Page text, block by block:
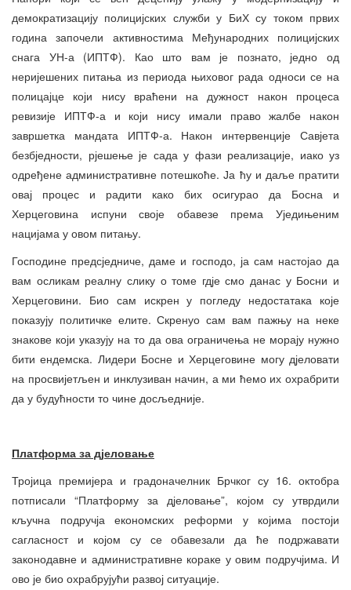
демократизацију полицијских служби у БиХ су током првих
година започели активностима Међународних полицијских
снага УН-а (ИПТФ). Као што вам је познато, једно од
неријешених питања из периода њиховог рада односи се на
полицајце који нису враћени на дужност након процеса
ревизије ИПТФ-а и који нису имали право жалбе након
завршетка мандата ИПТФ-а. Након интервенције Савјета
безбједности, рјешење је сада у фази реализације, иако уз
одређене административне потешкоће. Ја ћу и даље пратити
овај процес и радити како бих осигурао да Босна и
Херцеговина испуни своје обавезе према Уједињеним
нацијама у овом питању.
Господине предсједниче, даме и господо, ја сам настојао да
вам осликам реалну слику о томе гдје смо данас у Босни и
Херцеговини. Био сам искрен у погледу недостатака које
показују политичке елите. Скренуо сам вам пажњу на неке
знакове који указују на то да ова ограничења не морају нужно
бити ендемска. Лидери Босне и Херцеговине могу дјеловати
на просвијетљен и инклузиван начин, а ми ћемо их охрабрити
да у будућности то чине досљедније.
Платформа за дјеловање
Тројица премијера и градоначелник Брчког су 16. октобра
потписали “Платформу за дјеловање”, којом су утврдили
кључна подручја економских реформи у којима постоји
сагласност и којом су се обавезали да ће подржавати
законодавне и административне кораке у овим подручјима. И
ово је био охрабрујући развој ситуације.